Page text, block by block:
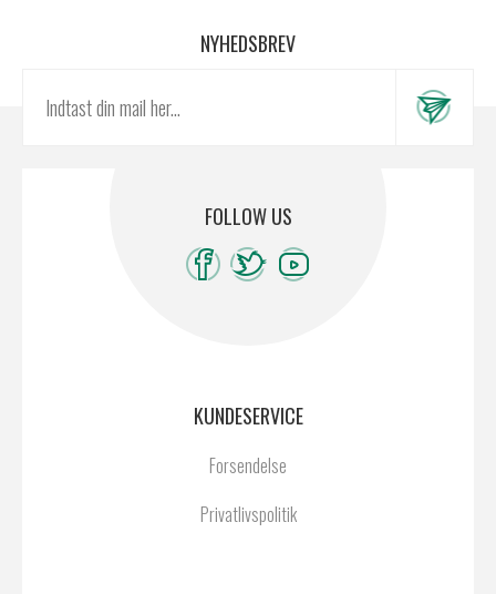
NYHEDSBREV
FOLLOW US
KUNDESERVICE
Forsendelse
Privatlivspolitik